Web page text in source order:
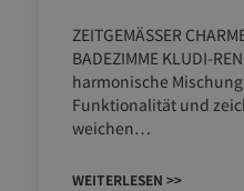
ZEITGEMÄSSER
BADEZIMME KLUDI-
harmonische
Funktionalität und
weichen…
WEITERLESEN >>